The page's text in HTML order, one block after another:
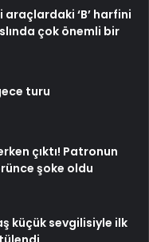
‘B’ harfini
çok önemli bir
turu
çıktı! Patronun
şoke oldu
küçük sevgilisiyle ilk